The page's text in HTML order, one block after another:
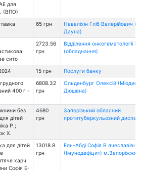
для
(ВПО)
65 грн
Наваліхін Гліб Валерійович
Дауна)
сито
2723.56
грн
Відділення онкогематології
(обладнання)
15 грн Послуги банку
400 г -
6808.32
грн
Ольденбург Олексій
Дюшена)
без
дітей
Р.;
Х.
4680
грн
Запорізький обласний
протитуберкульозний
для дітей
харч.
Софія Е-
13018.8
грн
Ель-Абді Софія В ячеславівна
(Імунодефіцит) м.Запоріжжя